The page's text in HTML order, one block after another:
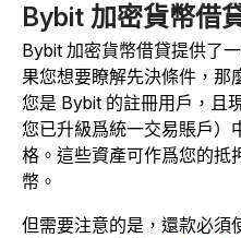
Bybit 加密貨幣借
Bybit 加密貨幣借貸提供了
果您想要瞭解先決條件，那
您是 Bybit 的註冊用戶，且
您已升級爲統一交易賬戶）
格。 這些資產可作爲您的抵
幣。
但需要注意的是，還款必須